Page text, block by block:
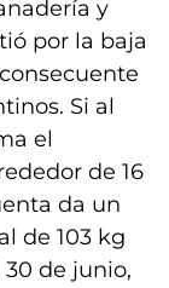
y
por la baja
Si al
el
de 16
da un
de 103 kg
de junio,